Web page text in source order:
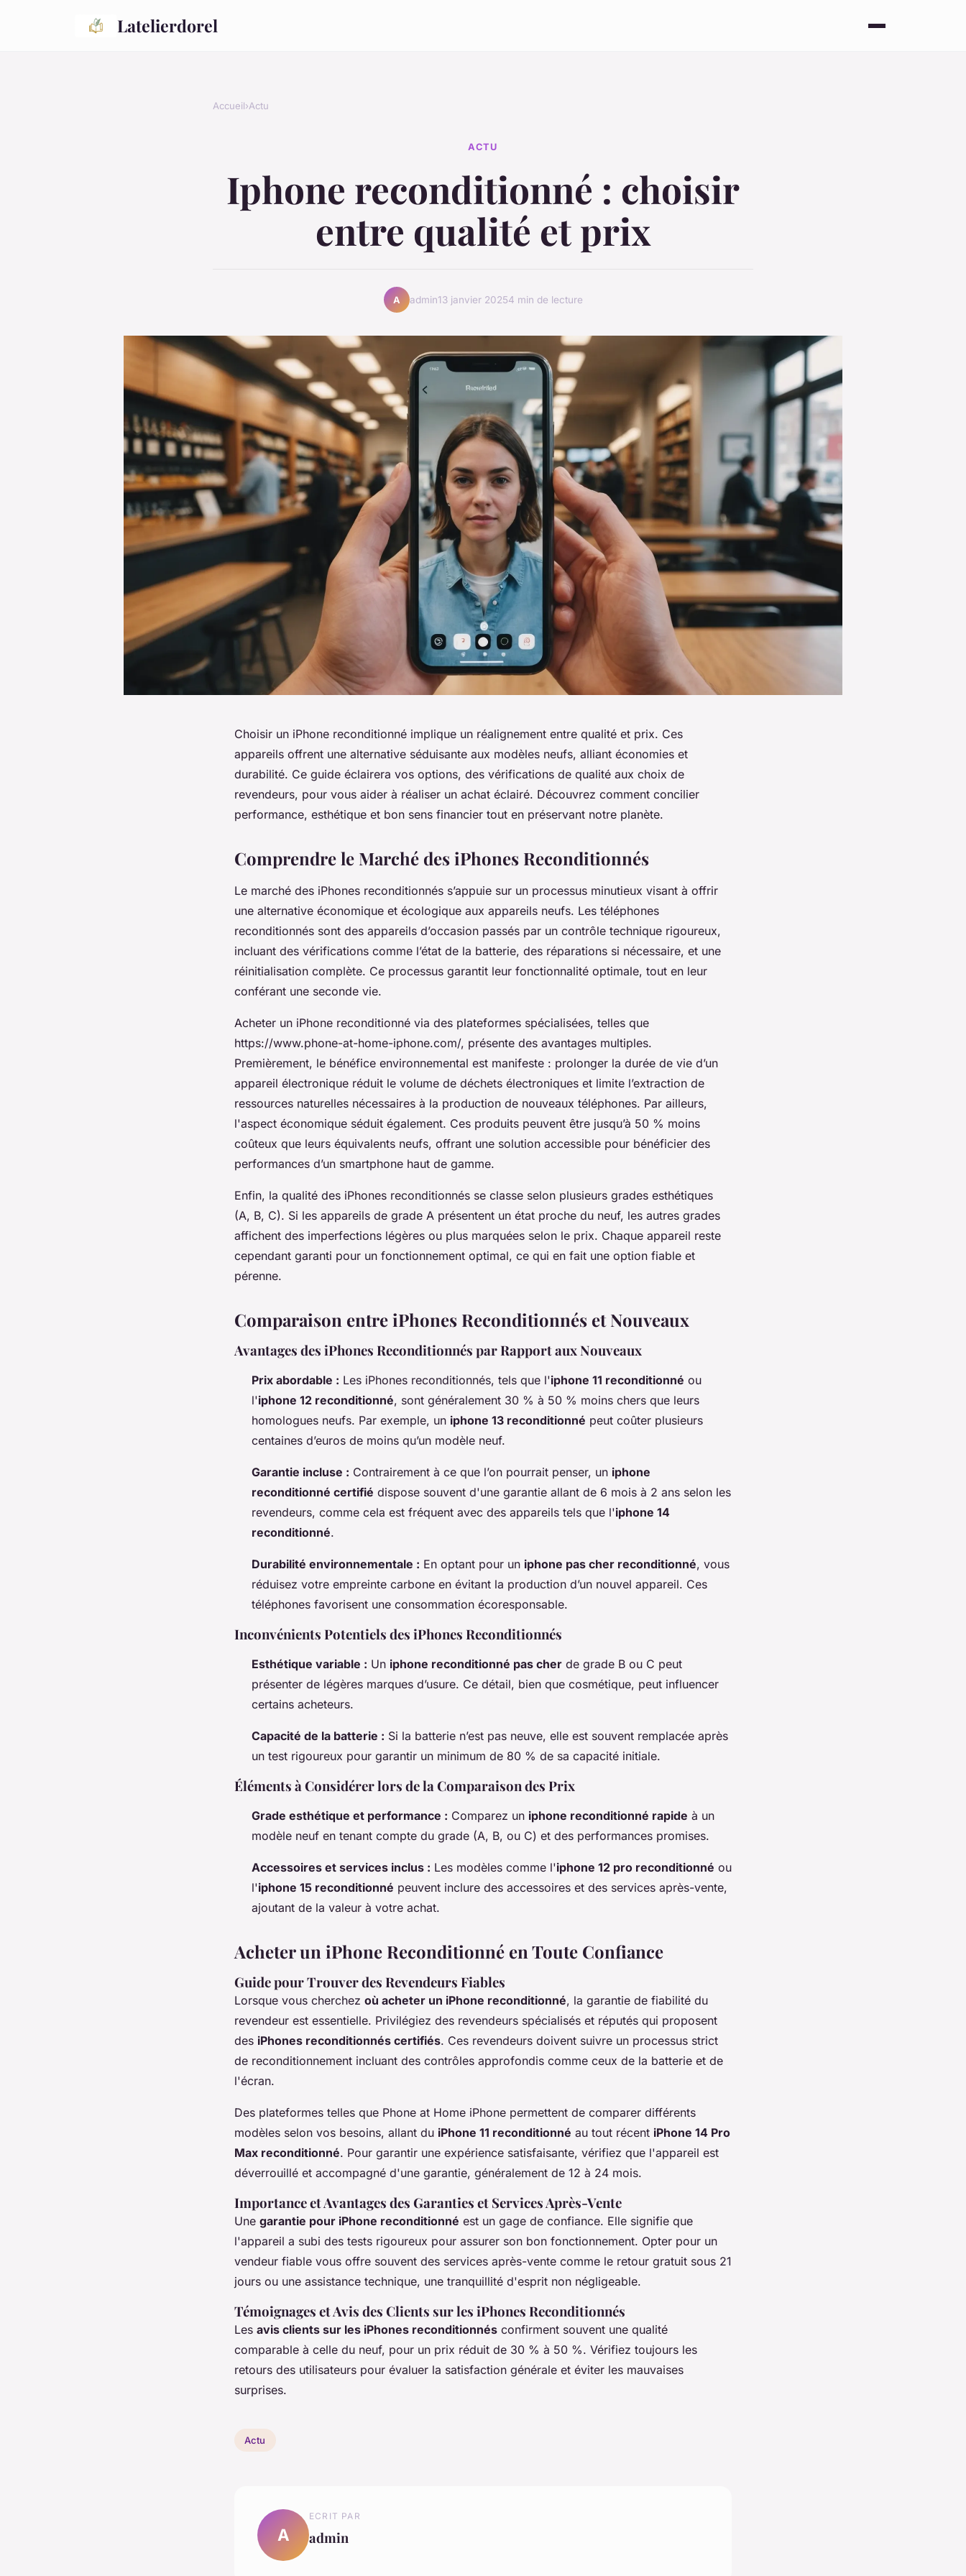
Latelierdorel
Accueil›Actu
ACTU
Iphone reconditionné : choisir
entre qualité et prix
A admin13 janvier 20254 min de lecture
Choisir un iPhone reconditionné implique un réalignement entre qualité et prix. Ces
appareils offrent une alternative séduisante aux modèles neufs, alliant économies et
durabilité. Ce guide éclairera vos options, des vérifications de qualité aux choix de
revendeurs, pour vous aider à réaliser un achat éclairé. Découvrez comment concilier
performance, esthétique et bon sens financier tout en préservant notre planète.
Comprendre le Marché des iPhones Reconditionnés
Le marché des iPhones reconditionnés s’appuie sur un processus minutieux visant à offrir
une alternative économique et écologique aux appareils neufs. Les téléphones
reconditionnés sont des appareils d’occasion passés par un contrôle technique rigoureux,
incluant des vérifications comme l’état de la batterie, des réparations si nécessaire, et une
réinitialisation complète. Ce processus garantit leur fonctionnalité optimale, tout en leur
conférant une seconde vie.
Acheter un iPhone reconditionné via des plateformes spécialisées, telles que
https://www.phone-at-home-iphone.com/, présente des avantages multiples.
Premièrement, le bénéfice environnemental est manifeste : prolonger la durée de vie d’un
appareil électronique réduit le volume de déchets électroniques et limite l’extraction de
ressources naturelles nécessaires à la production de nouveaux téléphones. Par ailleurs,
l'aspect économique séduit également. Ces produits peuvent être jusqu’à 50 % moins
coûteux que leurs équivalents neufs, offrant une solution accessible pour bénéficier des
performances d’un smartphone haut de gamme.
Enfin, la qualité des iPhones reconditionnés se classe selon plusieurs grades esthétiques
(A, B, C). Si les appareils de grade A présentent un état proche du neuf, les autres grades
affichent des imperfections légères ou plus marquées selon le prix. Chaque appareil reste
cependant garanti pour un fonctionnement optimal, ce qui en fait une option fiable et
pérenne.
Comparaison entre iPhones Reconditionnés et Nouveaux
Avantages des iPhones Reconditionnés par Rapport aux Nouveaux
Prix abordable : Les iPhones reconditionnés, tels que l'iphone 11 reconditionné ou
l'iphone 12 reconditionné, sont généralement 30 % à 50 % moins chers que leurs
homologues neufs. Par exemple, un iphone 13 reconditionné peut coûter plusieurs
centaines d’euros de moins qu’un modèle neuf.
Garantie incluse : Contrairement à ce que l’on pourrait penser, un iphone
reconditionné certifié dispose souvent d'une garantie allant de 6 mois à 2 ans selon les
revendeurs, comme cela est fréquent avec des appareils tels que l'iphone 14
reconditionné.
Durabilité environnementale : En optant pour un iphone pas cher reconditionné, vous
réduisez votre empreinte carbone en évitant la production d’un nouvel appareil. Ces
téléphones favorisent une consommation écoresponsable.
Inconvénients Potentiels des iPhones Reconditionnés
Esthétique variable : Un iphone reconditionné pas cher de grade B ou C peut
présenter de légères marques d’usure. Ce détail, bien que cosmétique, peut influencer
certains acheteurs.
Capacité de la batterie : Si la batterie n’est pas neuve, elle est souvent remplacée après
un test rigoureux pour garantir un minimum de 80 % de sa capacité initiale.
Éléments à Considérer lors de la Comparaison des Prix
Grade esthétique et performance : Comparez un iphone reconditionné rapide à un
modèle neuf en tenant compte du grade (A, B, ou C) et des performances promises.
Accessoires et services inclus : Les modèles comme l'iphone 12 pro reconditionné ou
l'iphone 15 reconditionné peuvent inclure des accessoires et des services après-vente,
ajoutant de la valeur à votre achat.
Acheter un iPhone Reconditionné en Toute Confiance
Guide pour Trouver des Revendeurs Fiables
Lorsque vous cherchez où acheter un iPhone reconditionné, la garantie de fiabilité du
revendeur est essentielle. Privilégiez des revendeurs spécialisés et réputés qui proposent
des iPhones reconditionnés certifiés. Ces revendeurs doivent suivre un processus strict
de reconditionnement incluant des contrôles approfondis comme ceux de la batterie et de
l'écran.
Des plateformes telles que Phone at Home iPhone permettent de comparer différents
modèles selon vos besoins, allant du iPhone 11 reconditionné au tout récent iPhone 14 Pro
Max reconditionné. Pour garantir une expérience satisfaisante, vérifiez que l'appareil est
déverrouillé et accompagné d'une garantie, généralement de 12 à 24 mois.
Importance et Avantages des Garanties et Services Après-Vente
Une garantie pour iPhone reconditionné est un gage de confiance. Elle signifie que
l'appareil a subi des tests rigoureux pour assurer son bon fonctionnement. Opter pour un
vendeur fiable vous offre souvent des services après-vente comme le retour gratuit sous 21
jours ou une assistance technique, une tranquillité d'esprit non négligeable.
Témoignages et Avis des Clients sur les iPhones Reconditionnés
Les avis clients sur les iPhones reconditionnés confirment souvent une qualité
comparable à celle du neuf, pour un prix réduit de 30 % à 50 %. Vérifiez toujours les
retours des utilisateurs pour évaluer la satisfaction générale et éviter les mauvaises
surprises.
Actu
A
ECRIT PAR
admin